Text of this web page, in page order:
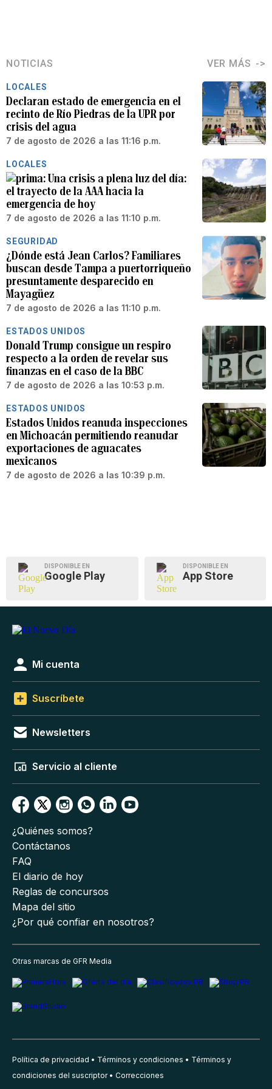
NOTICIAS VER MÁS
LOCALES
Declaran estado de emergencia en el
recinto de Río Piedras de la UPR por
crisis del agua
7 de agosto de 2026 a las 11:16 p.m.
LOCALES
Una crisis a plena luz del día:
el trayecto de la AAA hacia la
emergencia de hoy
7 de agosto de 2026 a las 11:10 p.m.
SEGURIDAD
¿Dónde está Jean Carlos? Familiares
buscan desde Tampa a puertorriqueño
presuntamente desparecido en
Mayagüez
7 de agosto de 2026 a las 11:10 p.m.
ESTADOS UNIDOS
Donald Trump consigue un respiro
respecto a la orden de revelar sus
finanzas en el caso de la BBC
7 de agosto de 2026 a las 10:53 p.m.
ESTADOS UNIDOS
Estados Unidos reanuda inspecciones
en Michoacán permitiendo reanudar
exportaciones de aguacates
mexicanos
7 de agosto de 2026 a las 10:39 p.m.
DISPONIBLE EN
Google Play
DISPONIBLE EN
App Store
Mi cuenta
Suscríbete
Newsletters
Servicio al cliente
¿Quiénes somos?
Contáctanos
FAQ
El diario de hoy
Reglas de concursos
Mapa del sitio
¿Por qué confiar en nosotros?
Otras marcas de GFR Media
Política de privacidad Términos y condiciones
Términos y
condiciones del suscriptor
Correcciones